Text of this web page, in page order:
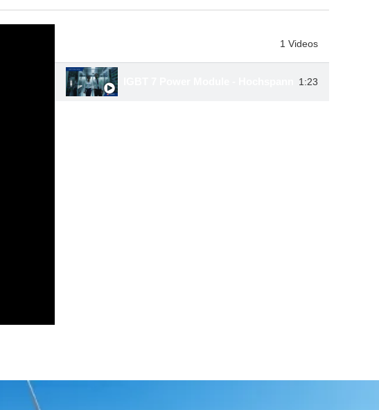
1 Videos
IGBT 7 Power Module - Hochspannungslösungen
1:23